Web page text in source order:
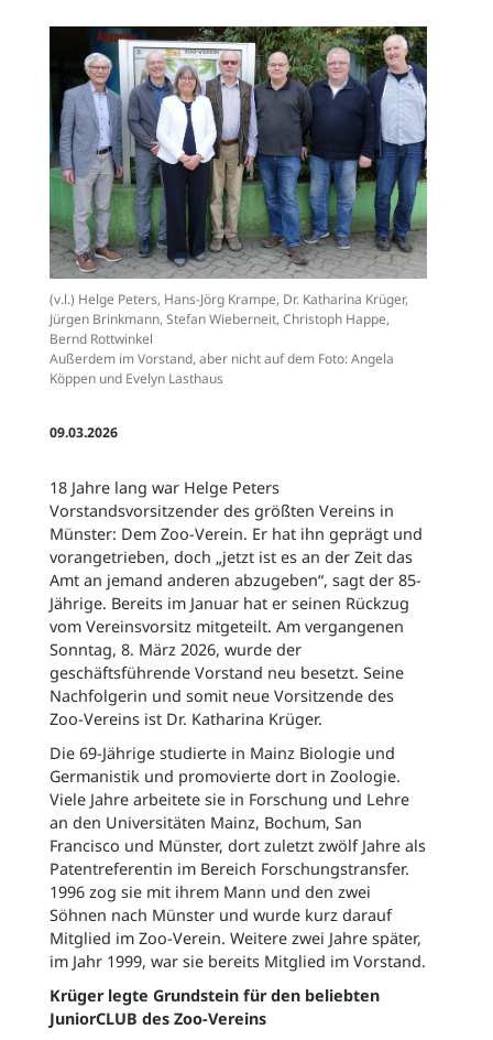
(v.l.) Helge Peters, Hans-Jörg Krampe, Dr. Katharina Krüger,
Jürgen Brinkmann, Stefan Wieberneit, Christoph Happe,
Bernd Rottwinkel
Außerdem im Vorstand, aber nicht auf dem Foto: Angela
Köppen und Evelyn Lasthaus
09.03.2026
18 Jahre lang war Helge Peters
Vorstandsvorsitzender des größten Vereins in
Münster: Dem Zoo-Verein. Er hat ihn geprägt und
vorangetrieben, doch „jetzt ist es an der Zeit das
Amt an jemand anderen abzugeben“, sagt der 85-
Jährige. Bereits im Januar hat er seinen Rückzug
vom Vereinsvorsitz mitgeteilt. Am vergangenen
Sonntag, 8. März 2026, wurde der
geschäftsführende Vorstand neu besetzt. Seine
Nachfolgerin und somit neue Vorsitzende des
Zoo-Vereins ist Dr. Katharina Krüger.
Die 69-Jährige studierte in Mainz Biologie und
Germanistik und promovierte dort in Zoologie.
Viele Jahre arbeitete sie in Forschung und Lehre
an den Universitäten Mainz, Bochum, San
Francisco und Münster, dort zuletzt zwölf Jahre als
Patentreferentin im Bereich Forschungstransfer.
1996 zog sie mit ihrem Mann und den zwei
Söhnen nach Münster und wurde kurz darauf
Mitglied im Zoo-Verein. Weitere zwei Jahre später,
im Jahr 1999, war sie bereits Mitglied im Vorstand.
Krüger legte Grundstein für den beliebten
JuniorCLUB des Zoo-Vereins
Stellenangebote
Geschichte
Zoo-Ordnung